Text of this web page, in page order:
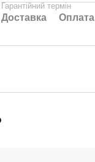
Гарантійний термін
Доставка Оплата